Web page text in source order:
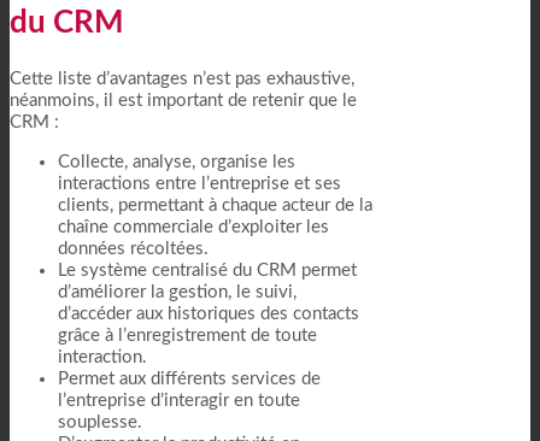
du CRM
Cette liste d’avantages n’est pas exhaustive,
néanmoins, il est important de retenir que le
CRM :
Collecte, analyse, organise les
interactions entre l’entreprise et ses
clients, permettant à chaque acteur de la
chaîne commerciale d’exploiter les
données récoltées.
Le système centralisé du CRM permet
d’améliorer la gestion, le suivi,
d’accéder aux historiques des contacts
grâce à l’enregistrement de toute
interaction.
Permet aux différents services de
l’entreprise d’interagir en toute
souplesse.